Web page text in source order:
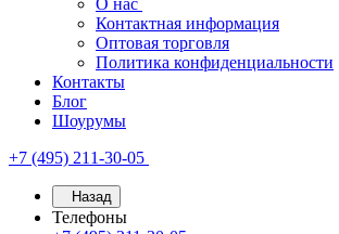
О нас
Контактная информация
Оптовая торговля
Политика конфиденциальности
Контакты
Блог
Шоурумы
+7 (495) 211-30-05
Назад
Телефоны